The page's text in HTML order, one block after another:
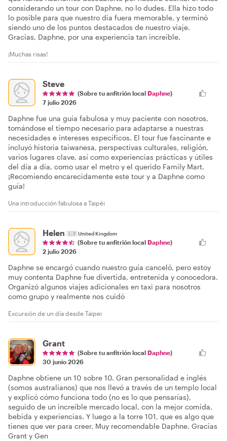
considerando un tour con Daphne, no lo dudes. Ella hizo todo
lo posible para que nuestro día fuera memorable, y terminó
siendo uno de los puntos destacados de nuestro viaje.
Gracias, Daphne, por una experiencia tan increíble.
¡Muchas risas!
Steve
(Sobre tu anfitrión local Daphne)
7 julio 2026
Daphne fue una guía fabulosa y muy paciente con nosotros,
tomándose el tiempo necesario para adaptarse a nuestras
necesidades e intereses específicos. El tour fue fascinante e
incluyó historia taiwanesa, perspectivas culturales, religión,
varios lugares clave, así como experiencias prácticas y útiles
del día a día, como usar el metro y el querido Family Mart.
¡Recomiendo encarecidamente este tour y a Daphne como
guía!
Una introducción fabulosa a Taipéi
Helen 🇬🇧United Kingdom
(Sobre tu anfitrión local Daphne)
2 julio 2026
Daphne se encargó cuando nuestro guía canceló, pero estoy
muy contenta Daphne fue divertida, entretenida y conocedora.
Organizó algunos viajes adicionales en taxi para nosotros
como grupo y realmente nos cuidó
Excursión de un día desde Taipei
Grant
(Sobre tu anfitrión local Daphne)
30 junio 2026
Daphne obtiene un 10 sobre 10. Gran personalidad e inglés
(somos australianos) que nos llevó a través de un templo local
y explicó cómo funciona todo (no es lo que pensarías),
seguido de un increíble mercado local, con la mejor comida,
bebida y experiencias. Y luego a la torre 101, que es algo que
tienes que ver para creer. Muy recomendable Daphne. Gracias
Grant y Gen